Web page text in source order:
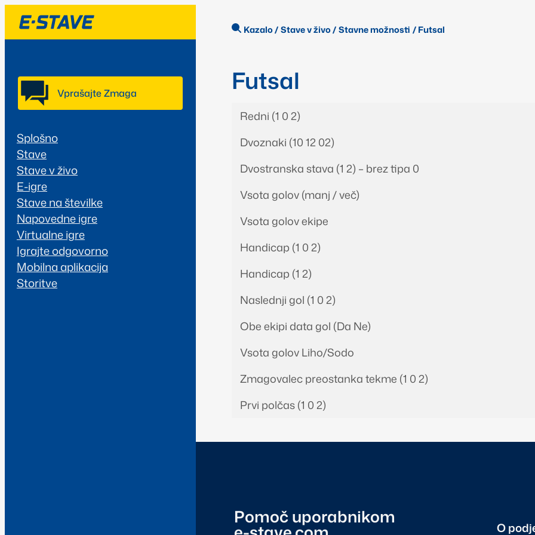
Vprašajte Zmaga
Splošno
Stave
Stave v živo
E-igre
Stave na številke
Napovedne igre
Virtualne igre
Igrajte odgovorno
Mobilna aplikacija
Storitve
Kazalo/Stave v živo/Stavne možnosti / Futsal
Futsal
Redni (1 0 2)
Dvoznaki (10 12 02)
Dvostranska stava (1 2) – brez tipa 0
Vsota golov (manj / več)
Vsota golov ekipe
Handicap (1 0 2)
Handicap (1 2)
Naslednji gol (1 0 2)
Obe ekipi data gol (Da Ne)
Vsota golov Liho/Sodo
Zmagovalec preostanka tekme (1 0 2)
Prvi polčas (1 0 2)
Pomoč uporabnikom
O